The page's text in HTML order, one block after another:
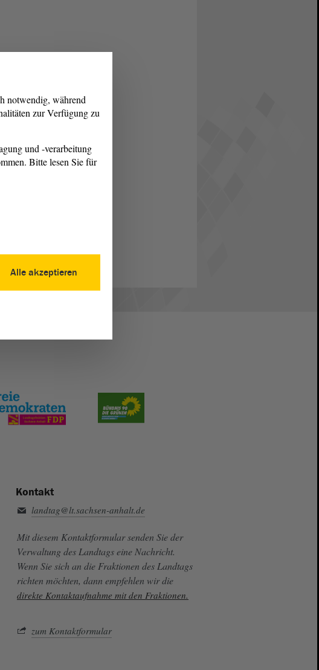
Kontakt
landtag@lt.sachsen-anhalt.de
Mit diesem Kontaktformular senden Sie der
Verwaltung des Landtags eine Nachricht.
Wenn Sie sich an die Fraktionen des Landtags
richten möchten, dann empfehlen wir die
direkte Kontaktaufnahme mit den Fraktionen.
zum Kontaktformular
notwendig, während
zur Verfügung zu
und -verarbeitung
Bitte lesen Sie für
Alle akzeptieren